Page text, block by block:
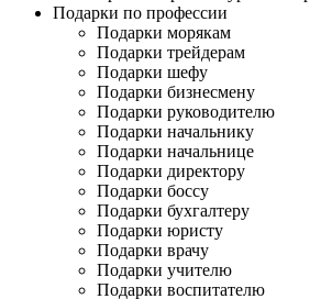
Подарки по профессии
Подарки морякам
Подарки трейдерам
Подарки шефу
Подарки бизнесмену
Подарки руководителю
Подарки начальнику
Подарки начальнице
Подарки директору
Подарки боссу
Подарки бухгалтеру
Подарки юристу
Подарки врачу
Подарки учителю
Подарки воспитателю